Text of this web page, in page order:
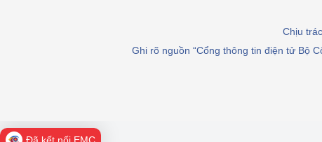
Chịu
Ghi rõ nguồn “Cổng thông tin điện tử Bộ